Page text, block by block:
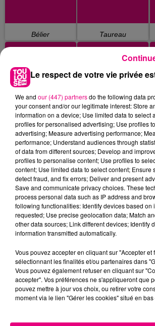
Bélier Taureau
Cancer Lion
Balance Scorpion
Le respect de votre vie privée
We and our (447) partnersdo the following data
your consent and/or our legitimate interest: Store
information on a device; Use limited data to select
profiles for personalised advertising; Use profiles
advertising; Measure advertising performance;
performance; Understand audiences through
of data from different sources; Develop and
profiles to personalise content; Use profiles to
content; Use limited data to select content; Ensure
detect fraud, and fix errors; Deliver and present
Save and communicate privacy choices. These
process personal data such as IP address and
following functionalities: Identify devices based on
requested; Use precise geolocation data; Match
other data sources; Link different devices; Identify
information transmitted automatically.
Vous pouvez accepter en cliquant sur "Accepter et
sélectionnant les finalités et/ou partenaires dans
Vous pouvez également refuser en cliquant sur
accepter". Vos préférences ne s'appliqueront que
pouvez mettre à jour vos choix, ou retirer votre
moment via le lien "Gérer les cookies" situé en